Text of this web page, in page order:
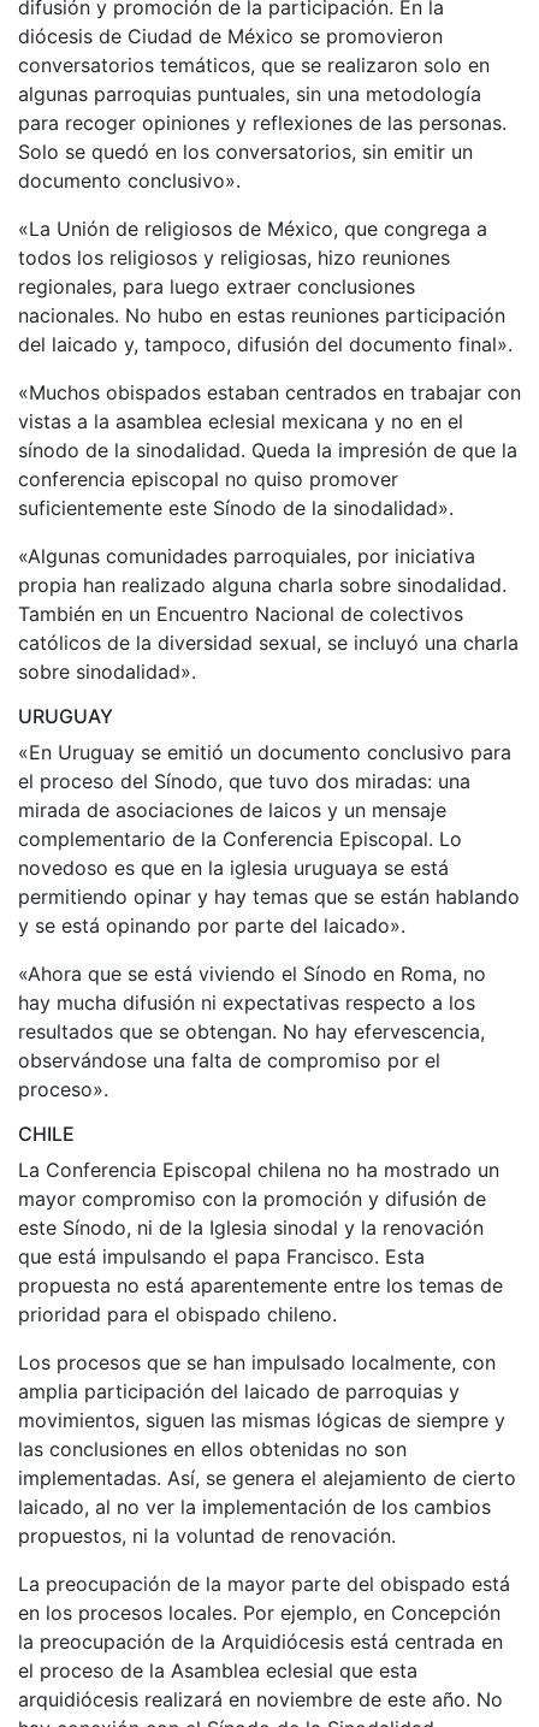
difusión y promoción de la participación. En la
diócesis de Ciudad de México se promovieron
conversatorios temáticos, que se realizaron solo en
algunas parroquias puntuales, sin una metodología
para recoger opiniones y reflexiones de las personas.
Solo se quedó en los conversatorios, sin emitir un
documento conclusivo».
«La Unión de religiosos de México, que congrega a
todos los religiosos y religiosas, hizo reuniones
regionales, para luego extraer conclusiones
nacionales. No hubo en estas reuniones participación
del laicado y, tampoco, difusión del documento final».
«Muchos obispados estaban centrados en trabajar con
vistas a la asamblea eclesial mexicana y no en el
sínodo de la sinodalidad. Queda la impresión de que la
conferencia episcopal no quiso promover
suficientemente este Sínodo de la sinodalidad».
«Algunas comunidades parroquiales, por iniciativa
propia han realizado alguna charla sobre sinodalidad.
También en un Encuentro Nacional de colectivos
católicos de la diversidad sexual, se incluyó una charla
sobre sinodalidad».
URUGUAY
«En Uruguay se emitió un documento conclusivo para
el proceso del Sínodo, que tuvo dos miradas: una
mirada de asociaciones de laicos y un mensaje
complementario de la Conferencia Episcopal. Lo
novedoso es que en la iglesia uruguaya se está
permitiendo opinar y hay temas que se están hablando
y se está opinando por parte del laicado».
«Ahora que se está viviendo el Sínodo en Roma, no
hay mucha difusión ni expectativas respecto a los
resultados que se obtengan. No hay efervescencia,
observándose una falta de compromiso por el
proceso».
CHILE
La Conferencia Episcopal chilena no ha mostrado un
mayor compromiso con la promoción y difusión de
este Sínodo, ni de la Iglesia sinodal y la renovación
que está impulsando el papa Francisco. Esta
propuesta no está aparentemente entre los temas de
prioridad para el obispado chileno.
Los procesos que se han impulsado localmente, con
amplia participación del laicado de parroquias y
movimientos, siguen las mismas lógicas de siempre y
las conclusiones en ellos obtenidas no son
implementadas. Así, se genera el alejamiento de cierto
laicado, al no ver la implementación de los cambios
propuestos, ni la voluntad de renovación.
La preocupación de la mayor parte del obispado está
en los procesos locales. Por ejemplo, en Concepción
la preocupación de la Arquidiócesis está centrada en
el proceso de la Asamblea eclesial que esta
arquidiócesis realizará en noviembre de este año. No